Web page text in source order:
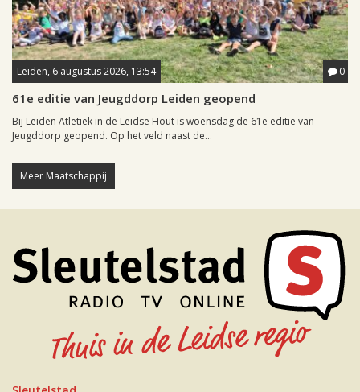
Leiden, 6 augustus 2026, 13:54 0
61e editie van Jeugddorp Leiden geopend
Bij Leiden Atletiek in de Leidse Hout is woensdag de 61e editie van
Jeugddorp geopend. Op het veld naast de...
Meer Maatschappij